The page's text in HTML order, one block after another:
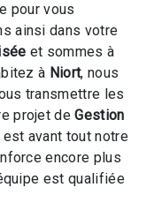
pour vous
ainsi dans votre
et sommes à
à Niort, nous
transmettre les
projet deGestion
avant tout notre
encore plus
est qualifiée